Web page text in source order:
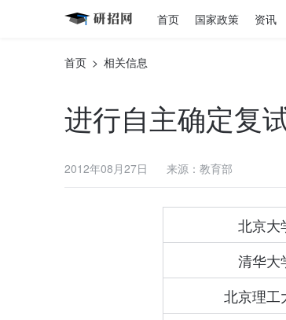
首页 国家政策 资讯
首页 > 相关信息
进行自主确定复
2012年08月27日 来源：教育部
北京大
清华大
北京理工